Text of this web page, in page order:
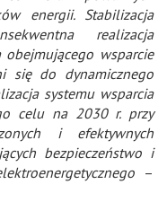
energii. Stabilizacja
realizacja
wsparcie
się do dynamicznego
systemu wsparcia
celu na 2030 r. przy
i efektywnych
bezpieczeństwo i
–